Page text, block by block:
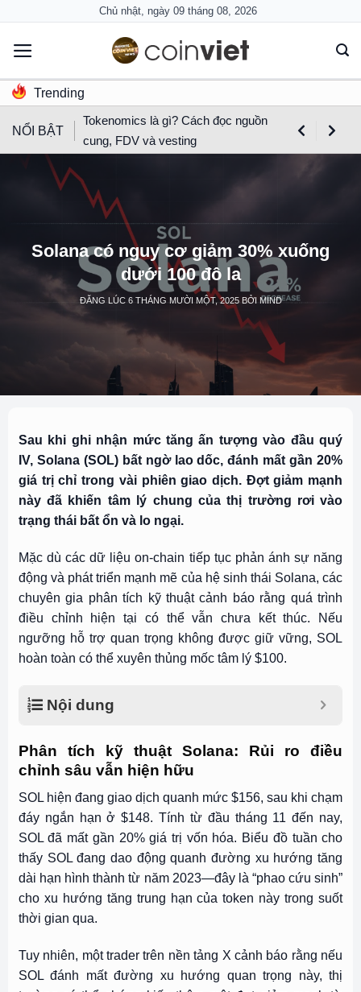
content
Chủ nhật, ngày 09 tháng 08, 2026
Trending
NỔI BẬT
Tokenomics là gì? Cách đọc nguồn
cung, FDV và vesting
Solana có nguy cơ giảm 30% xuống
dưới 100 đô la
ĐĂNG LÚC 6 THÁNG MƯỜI MỘT, 2025BỞI MIND
Sau khi ghi nhận mức tăng ấn tượng vào đầu quý
IV, Solana (SOL) bất ngờ lao dốc, đánh mất gần 20%
giá trị chỉ trong vài phiên giao dịch. Đợt giảm mạnh
này đã khiến tâm lý chung của thị trường rơi vào
trạng thái bất ổn và lo ngại.
Mặc dù các dữ liệu on-chain tiếp tục phản ánh sự năng
động và phát triển mạnh mẽ của hệ sinh thái Solana, các
chuyên gia phân tích kỹ thuật cảnh báo rằng quá trình
điều chỉnh hiện tại có thể vẫn chưa kết thúc. Nếu
ngưỡng hỗ trợ quan trọng không được giữ vững, SOL
hoàn toàn có thể xuyên thủng mốc tâm lý $100.
Nội dung
Phân tích kỹ thuật Solana: Rủi ro điều
chỉnh sâu vẫn hiện hữu
SOL hiện đang giao dịch quanh mức $156, sau khi chạm
đáy ngắn hạn ở $148. Tính từ đầu tháng 11 đến nay,
SOL đã mất gần 20% giá trị vốn hóa. Biểu đồ tuần cho
thấy SOL đang dao động quanh đường xu hướng tăng
dài hạn hình thành từ năm 2023—đây là “phao cứu sinh”
cho xu hướng tăng trung hạn của token này trong suốt
thời gian qua.
Tuy nhiên, một trader trên nền tảng X cảnh báo rằng nếu
SOL đánh mất đường xu hướng quan trọng này, thị